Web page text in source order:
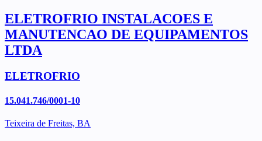
ELETROFRIO INSTALACOES E
MANUTENCAO DE EQUIPAMENTOS
LTDA
ELETROFRIO
15.041.746/0001-10
Teixeira de Freitas, BA